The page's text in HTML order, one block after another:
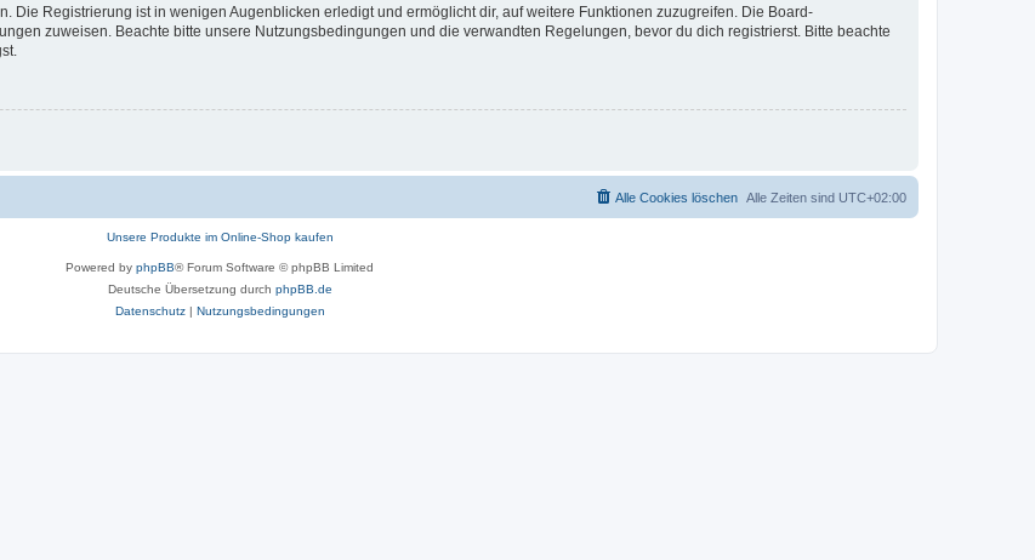
Die Registrierung ist in wenigen Augenblicken erledigt und ermöglicht dir, auf weitere Funktionen zuzugreifen. Die Board-
zuweisen. Beachte bitte unsere Nutzungsbedingungen und die verwandten Regelungen, bevor du dich registrierst. Bitte beachte
Alle Zeiten sind UTC+02:00
Alle Cookies löschen
Unsere Produkte im Online-Shop kaufen
Powered by phpBB® Forum Software © phpBB Limited
Deutsche Übersetzung durch phpBB.de
Datenschutz| Nutzungsbedingungen